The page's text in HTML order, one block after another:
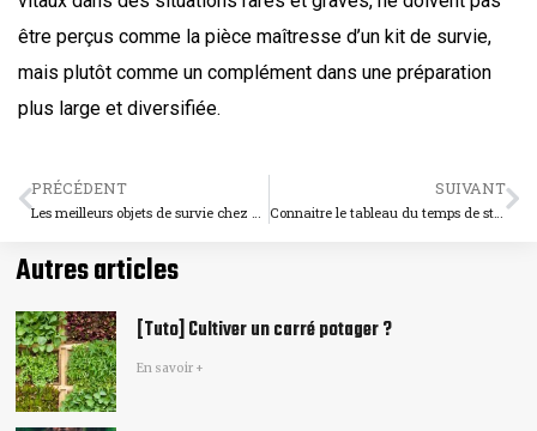
être perçus comme la pièce maîtresse d’un kit de survie,
mais plutôt comme un complément dans une préparation
plus large et diversifiée.
PRÉCÉDENT SUIVANT
Connaitre le tableau du temps de stérilisation
Autres articles
[Tuto] Cultiver un carré potager​ ?
En savoir +